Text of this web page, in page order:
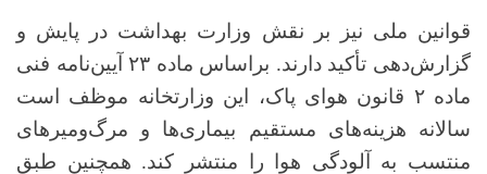
قوانین ملی نیز بر نقش وزارت بهداشت در پایش و
گزارش‌دهی تأکید دارند. براساس ماده ۲۳ آیین‌نامه فنی
ماده۲ قانون هوای پاک، این وزارتخانه موظف است
سالانه هزینه‌های مستقیم بیماری‌ها و مرگ‌ومیرهای
منتسب به آلودگی هوا را منتشر کند. همچنین طبق